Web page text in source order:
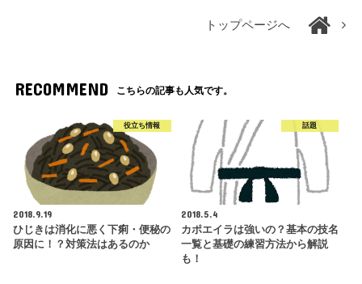
トップページへ
RECOMMEND こちらの記事も人気です。
役立ち情報
2018.9.19
ひじきは消化に悪く下痢・便秘の
原因に！？対策法はあるのか
話題
2018.5.4
カポエイラは強いの？基本の技名
一覧と基礎の練習方法から解説
も！